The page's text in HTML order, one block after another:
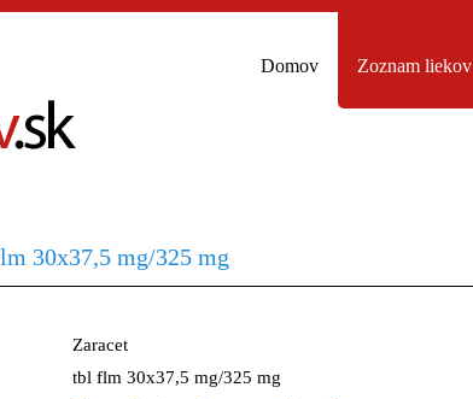
Domov Zoznam liekov
30x37,5 mg/325 mg
Zaracet
tbl flm 30x37,5 mg/325 mg